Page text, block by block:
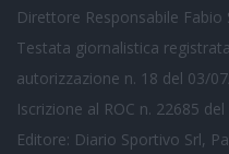
Direttore Responsabile Fabio
Testata giornalistica
autorizzazione n. 18 del 03/
Iscrizione al ROC n. 22685
Editore: Diario Sportivo Srl,